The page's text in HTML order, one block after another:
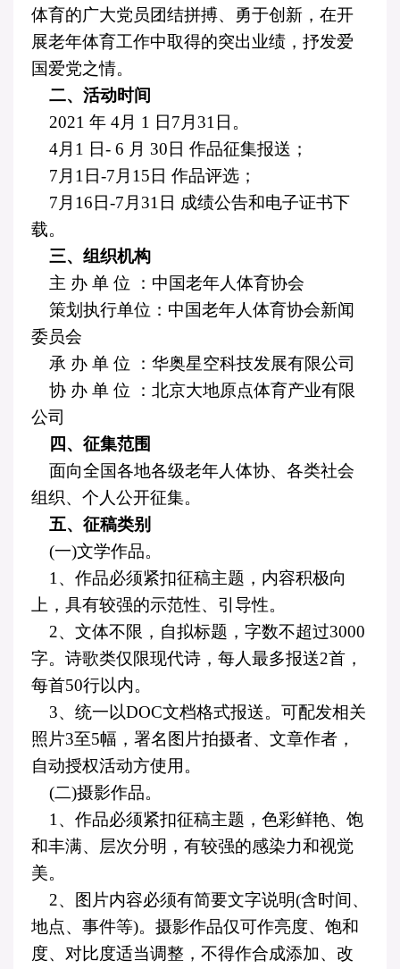
体育的广大党员团结拼搏、勇于创新，在开
展老年体育工作中取得的突出业绩，抒发爱
国爱党之情。
二、活动时间
2021 年 4月 1 日 7 月 31 日。
4月 1 日- 6 月 30 日 作品征集报送；
7 月 1 日-7 月 15 日 作品评选；
7 月 16 日-7 月 31 日 成绩公告和电子证书下
载。
三、组织机构
主 办 单 位 ：中国老年人体育协会
策划执行单位：中国老年人体育协会新闻
委员会
承 办 单 位 ：华奥星空科技发展有限公司
协 办 单 位 ：北京大地原点体育产业有限
公司
四、征集范围
面向全国各地各级老年人体协、各类社会
组织、个人公开征集。
五、征稿类别
(一)文学作品。
1 、作品必须紧扣征稿主题，内容积极向
上，具有较强的示范性、引导性。
2、文体不限，自拟标题，字数不超过3000
字。诗歌类仅限现代诗，每人最多报送2首，
每首50行以内。
3、统一以DOC文档格式报送。可配发相关
照片3至5幅，署名图片拍摄者、文章作者，
自动授权活动方使用。
(二)摄影作品。
1 、作品必须紧扣征稿主题，色彩鲜艳、饱
和丰满、层次分明，有较强的感染力和视觉
美。
2、图片内容必须有简要文字说明(含时间、
地点、事件等)。摄影作品仅可作亮度、饱和
度、对比度适当调整，不得作合成添加、改